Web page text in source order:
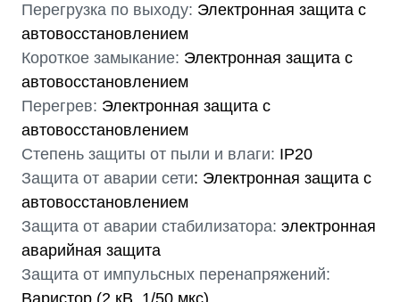
Перегрузка по выходу: Электронная защита c
автовосстановлением
Короткое замыкание: Электронная защита c
автовосстановлением
Перегрев: Электронная защита c
автовосстановлением
Степень защиты от пыли и влаги: IP20
Защита от аварии сети: Электронная защита c
автовосстановлением
Защита от аварии стабилизатора: электронная
аварийная защита
Защита от импульсных перенапряжений: